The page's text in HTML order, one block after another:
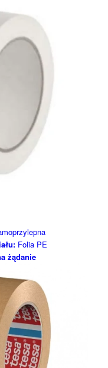
Folia PE
żądanie